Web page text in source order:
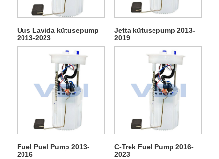
Uus Lavida kütusepump
2013-2023
Jetta kütusepump 2013-
2019
Fuel Puel Pump 2013-
2016
C-Trek Fuel Pump 2016-
2023